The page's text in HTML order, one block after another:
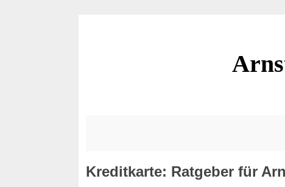
Kreditkarte: Ratgeber für